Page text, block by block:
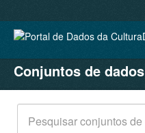
CONJUNTOS DE DADOS
ORGANIZAÇÕES
GRUPOS
Conjuntos de dados